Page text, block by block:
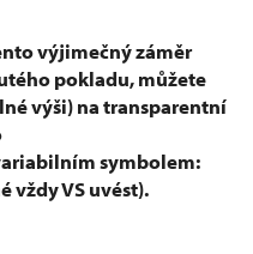
výjimečný záměr
pokladu, můžete
výši) na transparentní
symbolem:
vždy VS uvést).